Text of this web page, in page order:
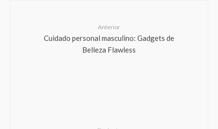
Anterior
Cuidado personal masculino: Gadgets de
Belleza Flawless